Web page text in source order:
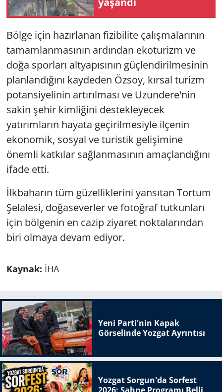
Bölge için hazırlanan fizibilite çalışmalarının
tamamlanmasının ardından ekoturizm ve
doğa sporları altyapısının güçlendirilmesinin
planlandığını kaydeden Özsoy, kırsal turizm
potansiyelinin artırılması ve Uzundere'nin
sakin şehir kimliğini destekleyecek
yatırımların hayata geçirilmesiyle ilçenin
ekonomik, sosyal ve turistik gelişimine
önemli katkılar sağlanmasının amaçlandığını
ifade etti.
İlkbaharın tüm güzelliklerini yansıtan Tortum
Şelalesi, doğaseverler ve fotoğraf tutkunları
için bölgenin en cazip ziyaret noktalarından
biri olmaya devam ediyor.
Kaynak: İHA
Yeni Parti'nin Kapak
Görselinde Yozgat Ayrıntısı
Yozgat Sorgun'da Sorfest